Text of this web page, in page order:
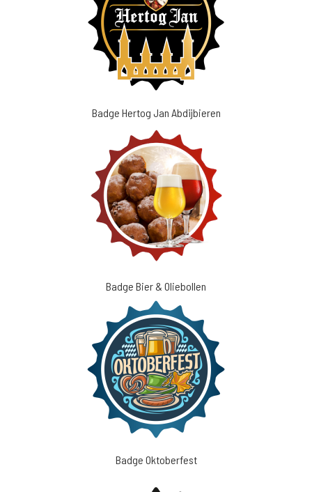
Badge Hertog Jan Abdijbieren
Badge Bier & Oliebollen
Badge Oktoberfest